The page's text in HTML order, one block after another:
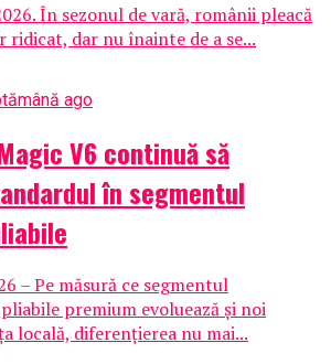
În sezonul de vară, românii pleacă
ridicat, dar nu înainte de a se...
ago
V6 continuă să
în segmentul
– Pe măsură ce segmentul
premium evoluează și noi
locală, diferențierea nu mai...